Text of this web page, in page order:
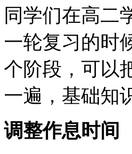
同学们在高二
一轮复习的时
个阶段，可以
一遍，基础知
调整作息时间